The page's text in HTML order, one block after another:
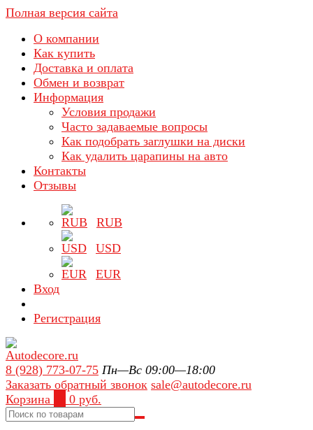
Полная версия сайта
О компании
Как купить
Доставка и оплата
Обмен и возврат
Информация
Условия продажи
Часто задаваемые вопросы
Как подобрать заглушки на диски
Как удалить царапины на авто
Контакты
Отзывы
RUB
USD
EUR
Вход
Регистрация
8 (928) 773-07-75 Пн—Вс 09:00—18:00
Заказать обратный звонок sale@autodecore.ru
Корзина
0 руб.